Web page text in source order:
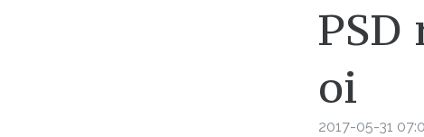
oi
2017-05-31